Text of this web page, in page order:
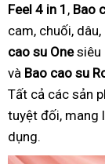
Feel 4 in 1 , Bao
cam, chuối, dâu,
cao su Onesiêu
và Bao cao su
Tất cả các sản
tuyệt đối, mang
dụng.